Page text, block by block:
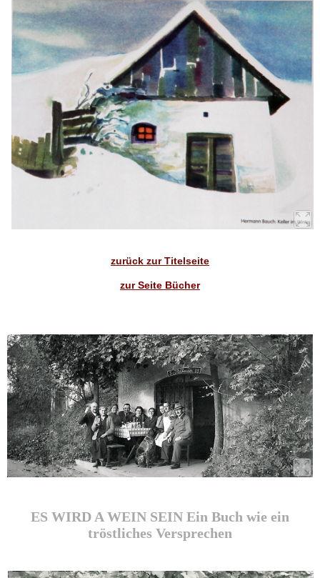
zurück zur Titelseite
zur Seite Bücher
ES WIRD A WEIN SEIN Ein Buch wie ein
tröstliches Versprechen